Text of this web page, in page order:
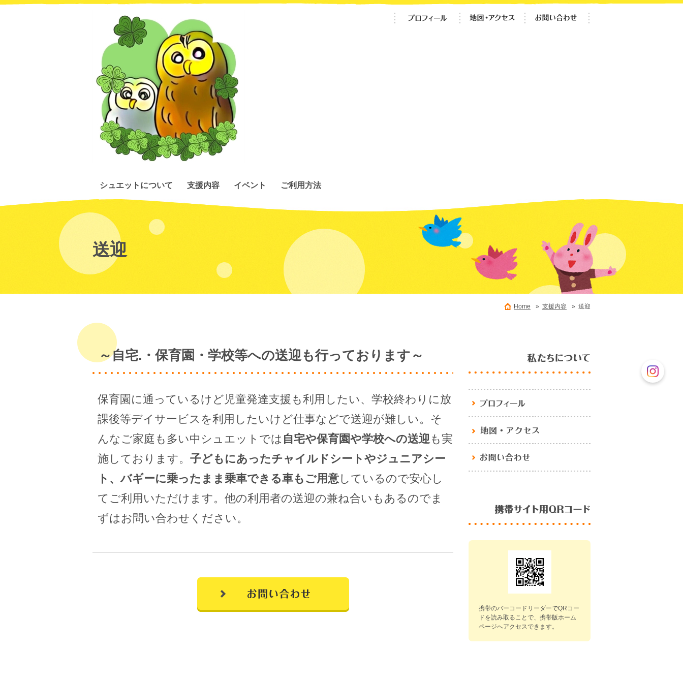
シュエットについて 支援内容 イベント ご利用方法
送迎
Home » 支援内容 » 送迎
～自宅.・保育園・学校等への送迎も行っております～
保育園に通っているけど児童発達支援も利用したい、学校終わりに放
課後等デイサービスを利用したいけど仕事などで送迎が難しい。そ
んなご家庭も多い中シュエットでは 自宅や保育園や学校への送迎も実
施しております。 子どもにあったチャイルドシートやジュニアシー
ト、バギーに乗ったまま乗車できる車もご用意しているので安心し
てご利用いただけます。他の利用者の送迎の兼ね合いもあるのでま
ずはお問い合わせください。
携帯のバーコードリーダーでQRコー
ドを読み取ることで、携帯版ホーム
ページへアクセスできます。